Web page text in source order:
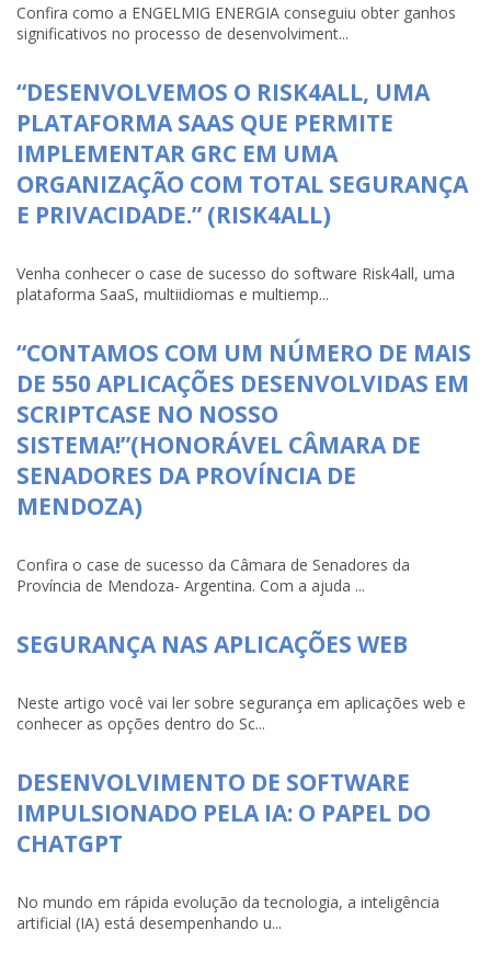
Confira como a ENGELMIG ENERGIA conseguiu obter ganhos
significativos no processo de desenvolviment...
“DESENVOLVEMOS O RISK4ALL, UMA
PLATAFORMA SAAS QUE PERMITE
IMPLEMENTAR GRC EM UMA
ORGANIZAÇÃO COM TOTAL SEGURANÇA
E PRIVACIDADE.” (RISK4ALL)
Venha conhecer o case de sucesso do software Risk4all, uma
plataforma SaaS, multiidiomas e multiemp...
“CONTAMOS COM UM NÚMERO DE MAIS
DE 550 APLICAÇÕES DESENVOLVIDAS EM
SCRIPTCASE NO NOSSO
SISTEMA!”(HONORÁVEL CÂMARA DE
SENADORES DA PROVÍNCIA DE
MENDOZA)
Confira o case de sucesso da Câmara de Senadores da
Província de Mendoza- Argentina. Com a ajuda ...
SEGURANÇA NAS APLICAÇÕES WEB
Neste artigo você vai ler sobre segurança em aplicações web e
conhecer as opções dentro do Sc...
DESENVOLVIMENTO DE SOFTWARE
IMPULSIONADO PELA IA: O PAPEL DO
CHATGPT
No mundo em rápida evolução da tecnologia, a inteligência
artificial (IA) está desempenhando u...